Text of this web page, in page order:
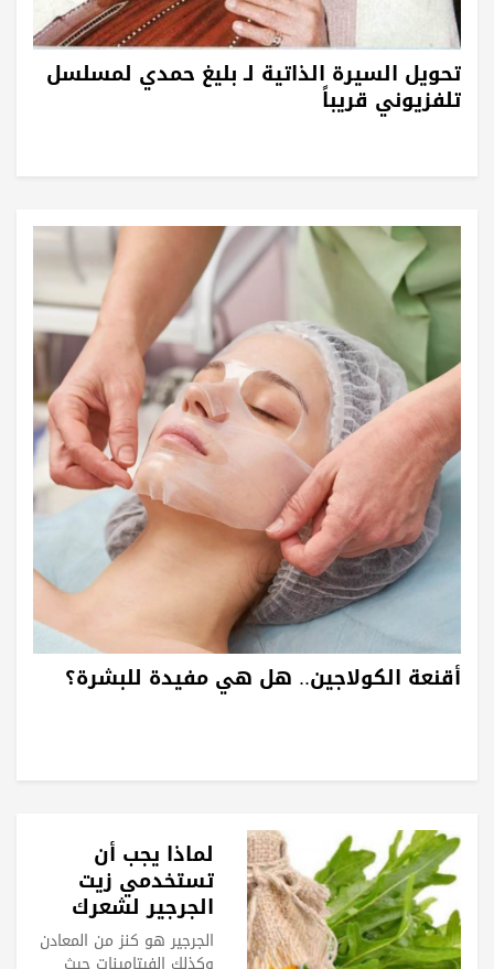
تحويل السيرة الذاتية لـ بليغ حمدي لمسلسل
تلفزيوني قريباً
أقنعة الكولاجين.. هل هي مفيدة للبشرة؟
لماذا يجب أن
تستخدمي زيت
الجرجير لشعرك
وبشرتك؟
الجرجير هو كنز من المعادن